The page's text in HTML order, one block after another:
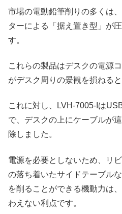
市場の電動鉛筆削りの多くは
ターによる「据え置き型」が
す。
これらの製品はデスクの電源
がデスク周りの景観を損ねる
これに対し、LVH-7005-Iは
で、デスクの上にケーブルが
除しました。
電源を必要としないため、リ
の落ち着いたサイドテーブル
を削ることができる機動力は
わえない利点です。